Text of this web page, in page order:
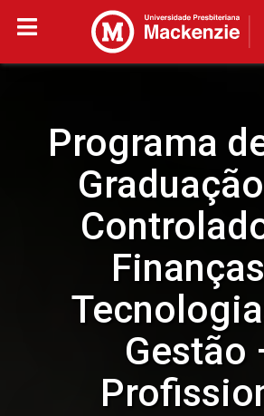
Programa
Gestão